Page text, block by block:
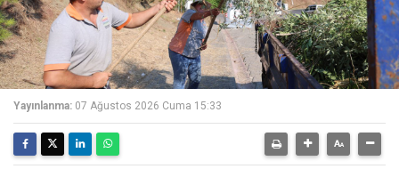
Yayınlanma: 07 Ağustos 2026 Cuma 15:33